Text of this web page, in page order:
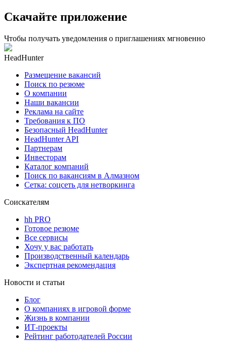
Скачайте приложение
Чтобы получать уведомления о приглашениях мгновенно
HeadHunter
Размещение вакансий
Поиск по резюме
О компании
Наши вакансии
Реклама на сайте
Требования к ПО
Безопасный HeadHunter
HeadHunter API
Партнерам
Инвесторам
Каталог компаний
Поиск по вакансиям в Алмазном
Сетка: соцсеть для нетворкинга
Соискателям
hh PRO
Готовое резюме
Все сервисы
Хочу у вас работать
Производственный календарь
Экспертная рекомендация
Новости и статьи
Блог
О компаниях в игровой форме
Жизнь в компании
ИТ-проекты
Рейтинг работодателей России